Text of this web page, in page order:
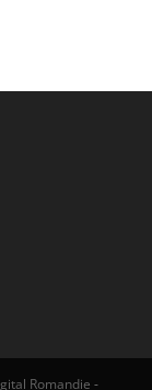
Romandie -